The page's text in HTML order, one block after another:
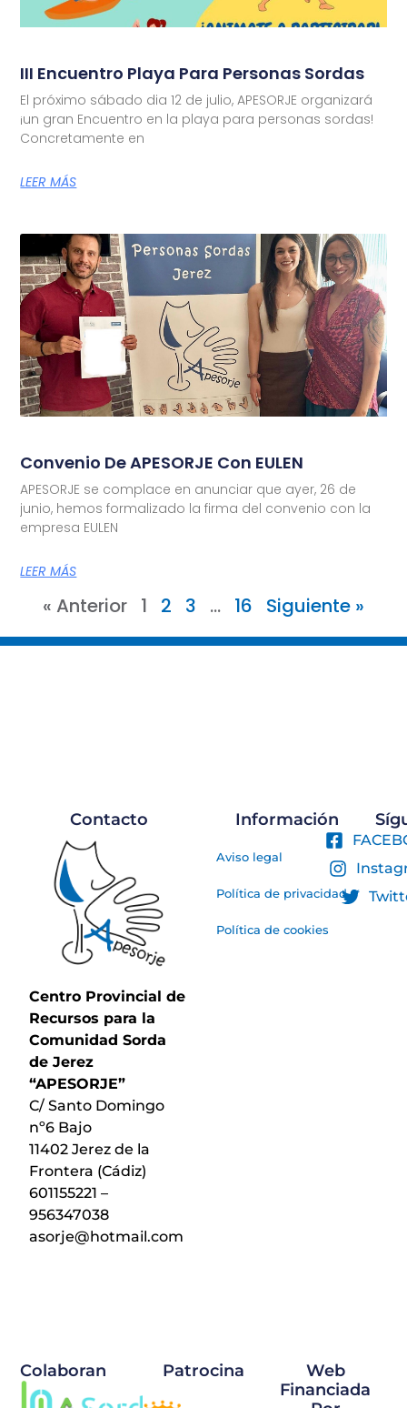
III Encuentro Playa Para Personas Sordas
El próximo sábado dia 12 de julio, APESORJE organizará
¡un gran Encuentro en la playa para personas sordas!
Concretamente en
LEER MÁS
Convenio De APESORJE Con EULEN
APESORJE se complace en anunciar que ayer, 26 de
junio, hemos formalizado la firma del convenio con la
empresa EULEN
LEER MÁS
« Anterior 1 2 3 … 16 Siguiente »
Contacto
Centro Provincial de
Recursos para la
Comunidad Sorda
de Jerez
“APESORJE”
C/ Santo Domingo
nº6 Bajo
11402 Jerez de la
Frontera (Cádiz)
601155221 –
956347038
asorje@hotmail.com
Información
Aviso legal
Política de privacidad
Política de cookies
Colaboran Patrocina
Web
Financiada